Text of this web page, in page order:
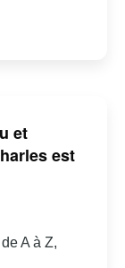
et
est
A à Z,